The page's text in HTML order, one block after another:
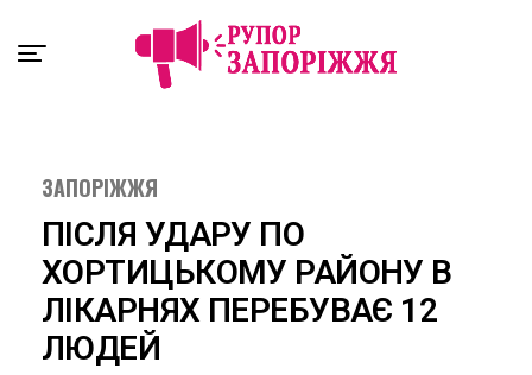
ЗАПОРІЖЖЯ
ПІСЛЯ УДАРУ ПО
ХОРТИЦЬКОМУ РАЙОНУ В
ЛІКАРНЯХ ПЕРЕБУВАЄ 12
ЛЮДЕЙ
Exit mobile version